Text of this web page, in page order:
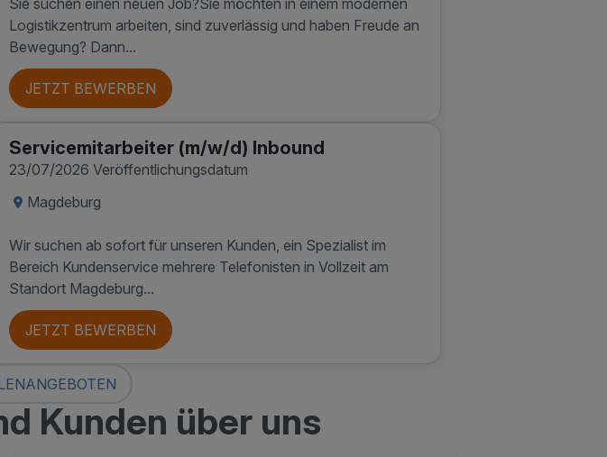
Sie suchen einen neuen Job?Sie möchten in einem modernen
Logistikzentrum arbeiten, sind zuverlässig und haben Freude an
Bewegung? Dann...
JETZT BEWERBEN
Servicemitarbeiter (m/w/d) Inbound
23/07/2026 Veröffentlichungsdatum
Magdeburg
Wir suchen ab sofort für unseren Kunden, ein Spezialist im
Bereich Kundenservice mehrere Telefonisten in Vollzeit am
Standort Magdeburg...
JETZT BEWERBEN
Kunden über uns